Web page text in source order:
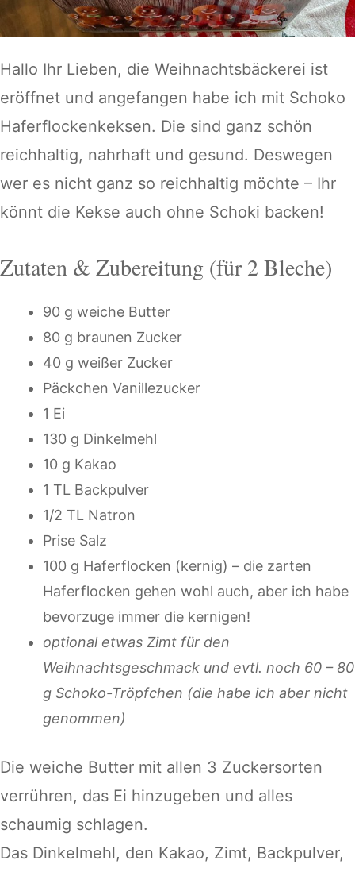
Hallo Ihr Lieben, die Weihnachtsbäckerei ist
eröffnet und angefangen habe ich mit Schoko
Haferflockenkeksen. Die sind ganz schön
reichhaltig, nahrhaft und gesund. Deswegen
wer es nicht ganz so reichhaltig möchte – Ihr
könnt die Kekse auch ohne Schoki backen!
Zutaten & Zubereitung (für 2 Bleche)
90 g weiche Butter
80 g braunen Zucker
40 g weißer Zucker
Päckchen Vanillezucker
1 Ei
130 g Dinkelmehl
10 g Kakao
1 TL Backpulver
1/2 TL Natron
Prise Salz
100 g Haferflocken (kernig) – die zarten
Haferflocken gehen wohl auch, aber ich habe
bevorzuge immer die kernigen!
optional etwas Zimt für den
Weihnachtsgeschmack und evtl. noch 60 – 80
g Schoko-Tröpfchen (die habe ich aber nicht
genommen)
Die weiche Butter mit allen 3 Zuckersorten
verrühren, das Ei hinzugeben und alles
schaumig schlagen.
Das Dinkelmehl, den Kakao, Zimt, Backpulver,